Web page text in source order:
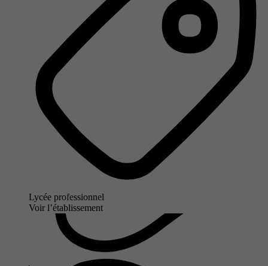
Lycée professionnel
Voir l’établissement